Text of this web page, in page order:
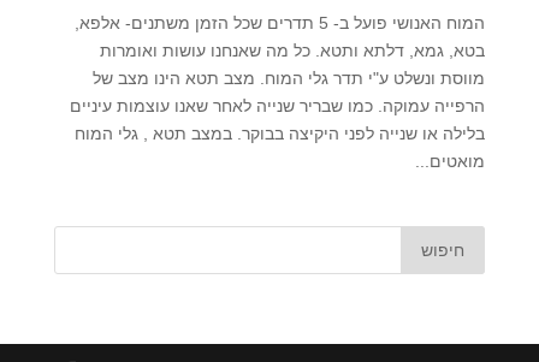
המוח האנושי פועל ב- 5 תדרים שכל הזמן משתנים- אלפא,
בטא, גמא, דלתא ותטא. כל מה שאנחנו עושות ואומרות
מווסת ונשלט ע"י תדר גלי המוח. מצב תטא הינו מצב של
הרפייה עמוקה. כמו שבריר שנייה לאחר שאנו עוצמות עיניים
בלילה או שנייה לפני היקיצה בבוקר. במצב תטא , גלי המוח
מואטים...
חיפוש